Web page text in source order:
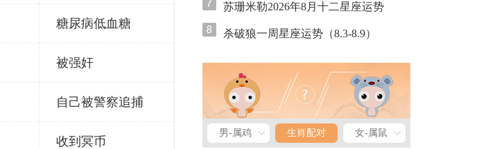
糖尿病低血糖
被强奸
自己被警察追捕
收到冥币
苏珊米勒2026年8月十二星座运势
杀破狼一周星座运势（8.3-8.9）
男-属鸡 生肖配对 女-属鼠